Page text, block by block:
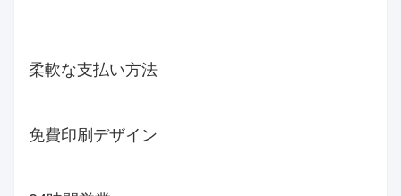
柔軟な支払い方法
免費印刷デザイン